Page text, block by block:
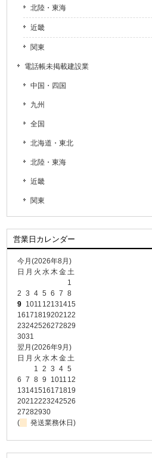
北陸・東海
近畿
関東
電話帳未掲載建設業
中国・四国
九州
全国
北海道・東北
北陸・東海
近畿
関東
営業日カレンダー
今月(2026年8月)
日 月 火 水木金土
1
2 3 4 5 6 7 8
9 1011 12131415
16171819202122
23242526272829
3031
翌月(2026年9月)
日 月 火 水木金土
1 2 3 4 5
6 7 8 9 1011 12
13141516171819
20212223242526
27282930
(
発送業務休日)